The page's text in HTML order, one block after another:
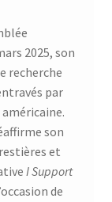
2025, son
recherche
par
son
et
I Support
de